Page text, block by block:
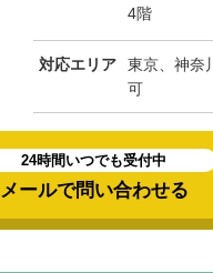
4階
対応エリア
東京、神奈
可
24時間いつでも受付中
メールで問い合わせる